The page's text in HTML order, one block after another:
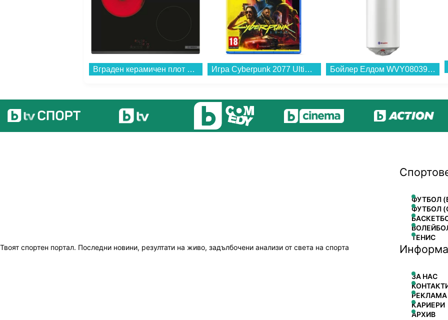
Вграден керамичен плот Bosch PKM631BB2E . , Електрически... Игра Cyberpunk 2077 Ultimate Edition (PS5)... Бойлер Елдом WVY08039F 80L 2KW STYLE , 2 , 75 , C , Вертикален...
Твоят спортен портал. Последни новини, резултати на живо, задълбочени анализи от света на спорта
ФУТБОЛ
ФУТБОЛ
ТЕНИС
ЗА НАС
РЕКЛАМА
КАРИЕРИ
АРХИВ